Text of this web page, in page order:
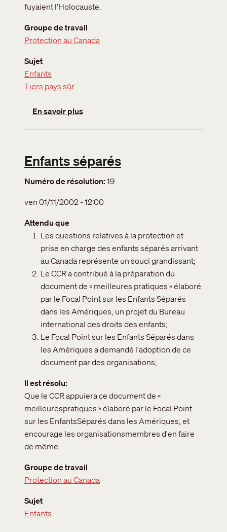
fuyaient l’Holocauste.
Groupe de travail
Protection au Canada
Sujet
Enfants
Tiers pays sûr
En savoir plussur Enfants: L’accord « Un, c’est déjà
Enfants séparés
Numéro de résolution 19
ven 01/11/2002 - 12:00
Attendu que
Les questions relatives à la protection et
prise en charge des enfants séparés arrivant
au Canada représente un souci grandissant;
Le CCR a contribué à la préparation du
document de « meilleures pratiques » élaboré
par le Focal Point sur les Enfants Séparés
dans les Amériques, un projet du Bureau
international des droits des enfants;
Le Focal Point sur les Enfants Séparés dans
les Amériques a demandé l'adoption de ce
document par des organisations;
Il est résolu
Que le CCR appuiera ce document de «
meilleurespratiques » élaboré par le Focal Point
sur les EnfantsSéparés dans les Amériques, et
encourage les organisationsmembres d'en faire
de même.
Groupe de travail
Protection au Canada
Sujet
Enfants